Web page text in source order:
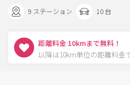
9 ステーション 10 台
距離料金 10kmまで無料！
以降は10km単位の距離料金